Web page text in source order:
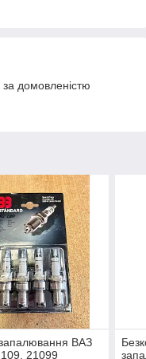
домовленістю
ВАЗ
21099